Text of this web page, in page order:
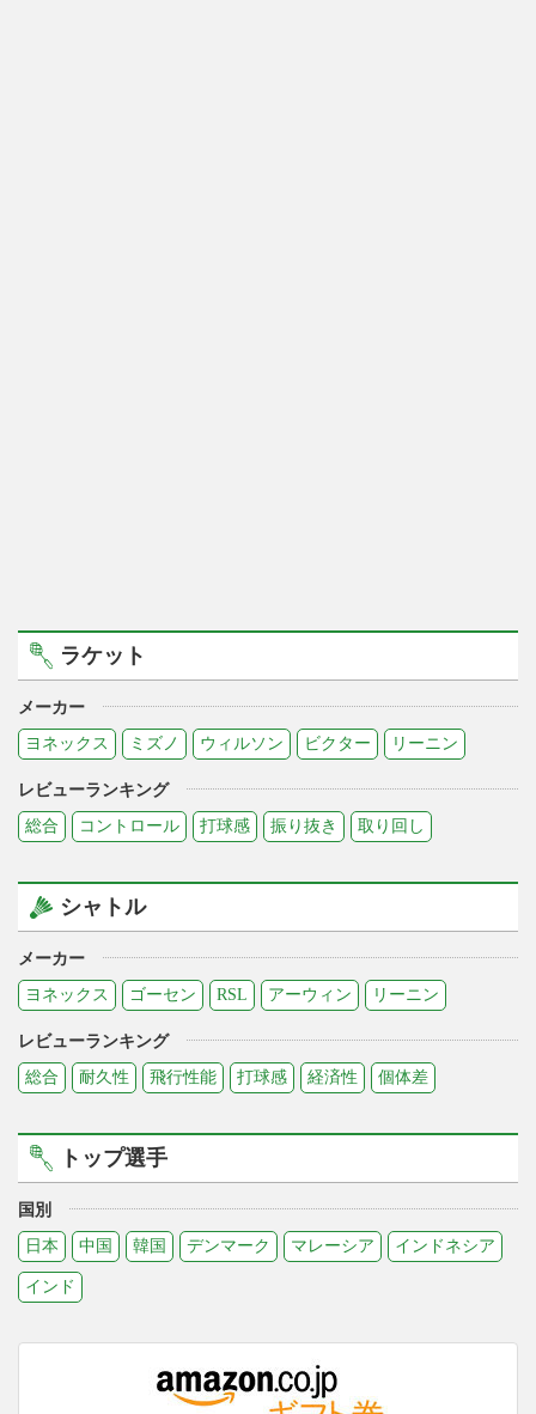
ラケット
メーカー
ヨネックス
ミズノ ウィルソン ビクター リーニン
レビューランキング
総合
コントロール 打球感 振り抜き 取り回し
シャトル
メーカー
ヨネックス
ゴーセン RSL アーウィン リーニン
レビューランキング
総合
耐久性 飛行性能 打球感 経済性 個体差
トップ選手
国別
日本
中国 韓国 デンマーク マレーシア インドネシア
インド